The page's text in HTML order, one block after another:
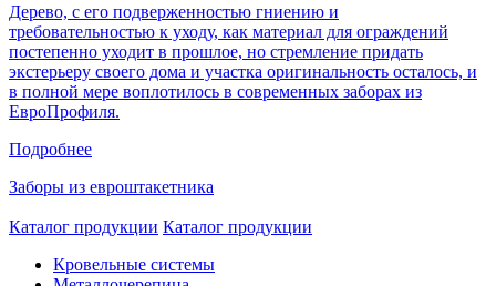
Дерево, с его подверженностью гниению и
требовательностью к уходу, как материал для ограждений
постепенно уходит в прошлое, но стремление придать
экстерьеру своего дома и участка оригинальность осталось, и
в полной мере воплотилось в современных заборах из
ЕвроПрофиля.
Подробнее
Заборы из евроштакетника
Каталог продукции Каталог продукции
Кровельные системы